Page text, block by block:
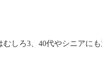
しろ3、40代やシニアに